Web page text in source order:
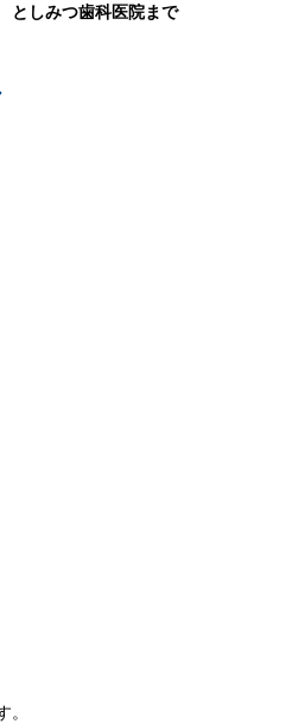
としみつ歯科医院まで